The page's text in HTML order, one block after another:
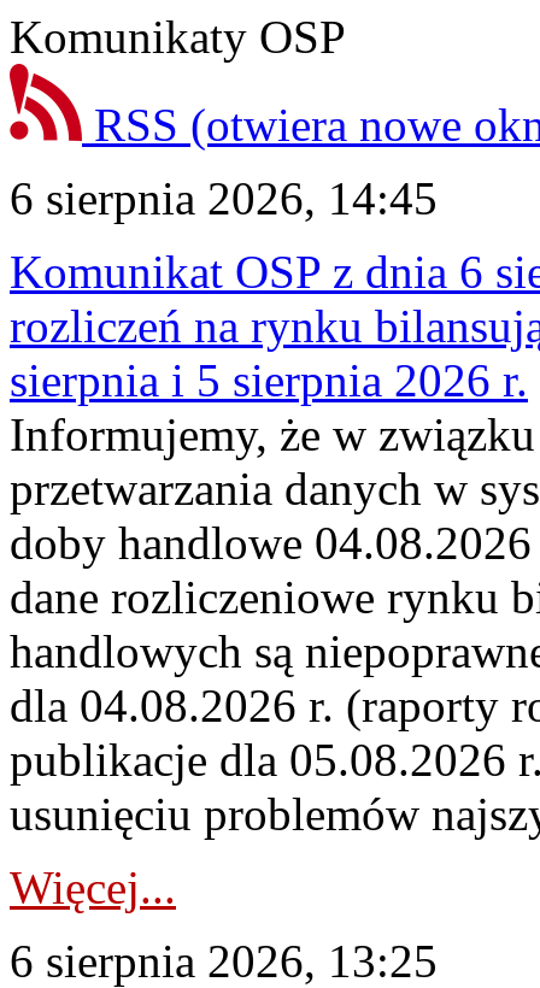
Komunikaty OSP
RSS (otwiera nowe
6 sierpnia 2026, 14:45
Komunikat OSP z dnia 6
rozliczeń na rynku
sierpnia i 5 sierpnia 2026 r.
Informujemy, że w
przetwarzania danych w
doby handlowe
dane rozliczeniowe rynku
handlowych są
dla 04.08.2026 r. (raporty
publikacje dla 05.08.2026
usunięciu problemów
Więcej...
6 sierpnia 2026, 13:25